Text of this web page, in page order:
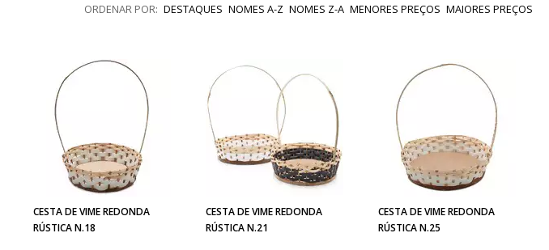
DESTAQUES NOMES A-Z NOMES Z-A MENORES PREÇOS MAIORES PREÇOS
CESTA DE VIME REDONDA
RÚSTICA N.18
CESTA DE VIME REDONDA
RÚSTICA N.21
CESTA DE VIME REDONDA
RÚSTICA N.25